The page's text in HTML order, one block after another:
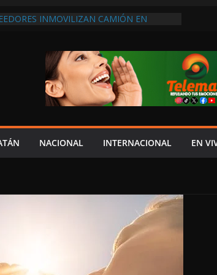
INMOVILIZAN CAMIÓN EN
EN EL IMSS”: MÓNICA FERNÁNDEZ;
ESPERA RECOSTADA EN SILLAS POR
DE OSORIO EN PUEBLA
MORENISTA Y EXIGEN SU
OPORTUNIDAD DE VIVIR”: MADRE
EN ATENCIÓN DEL IMSS TRAS PERDER
NACIONAL INTERNACIONAL EN